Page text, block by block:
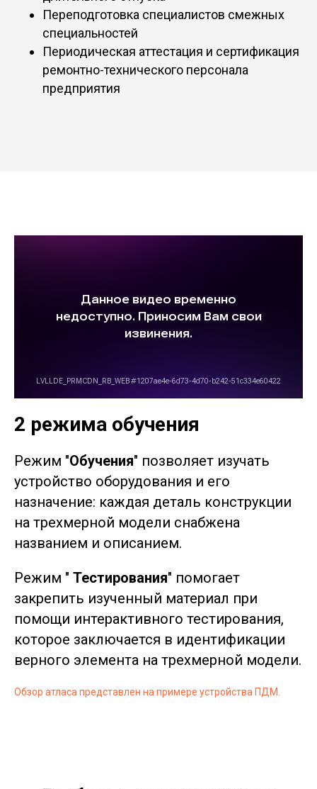
Переподготовка специалистов смежных
специальностей
Периодическая аттестация и сертификация
ремонтно-технического персонала
предприятия
2 режима обучения
Режим "Обучения" позволяет изучать
устройство оборудования и его
назначение: каждая деталь конструкции
на трехмерной модели снабжена
названием и описанием.
Режим " Тестирования" помогает
закрепить изученный материал при
помощи интерактивного тестирования,
которое заключается в идентификации
верного элемента на трехмерной модели.
Обзор атласа представлен на примере устройства ПДМ.